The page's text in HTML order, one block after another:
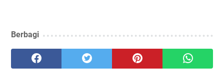
Berbagi